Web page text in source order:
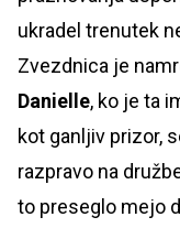
ukradel trenutek
Zvezdnica je
Danielle, ko je ta
kot ganljiv prizor,
razpravo na
to preseglo mejo